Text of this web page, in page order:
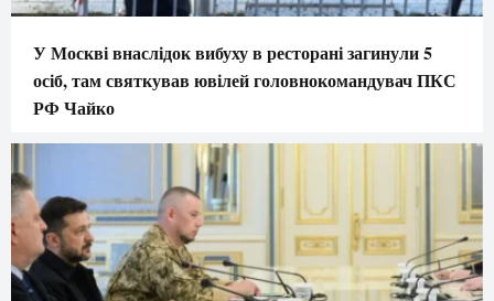
У Москві внаслідок вибуху в ресторані загинули 5
осіб, там святкував ювілей головнокомандувач ПКС
РФ Чайко